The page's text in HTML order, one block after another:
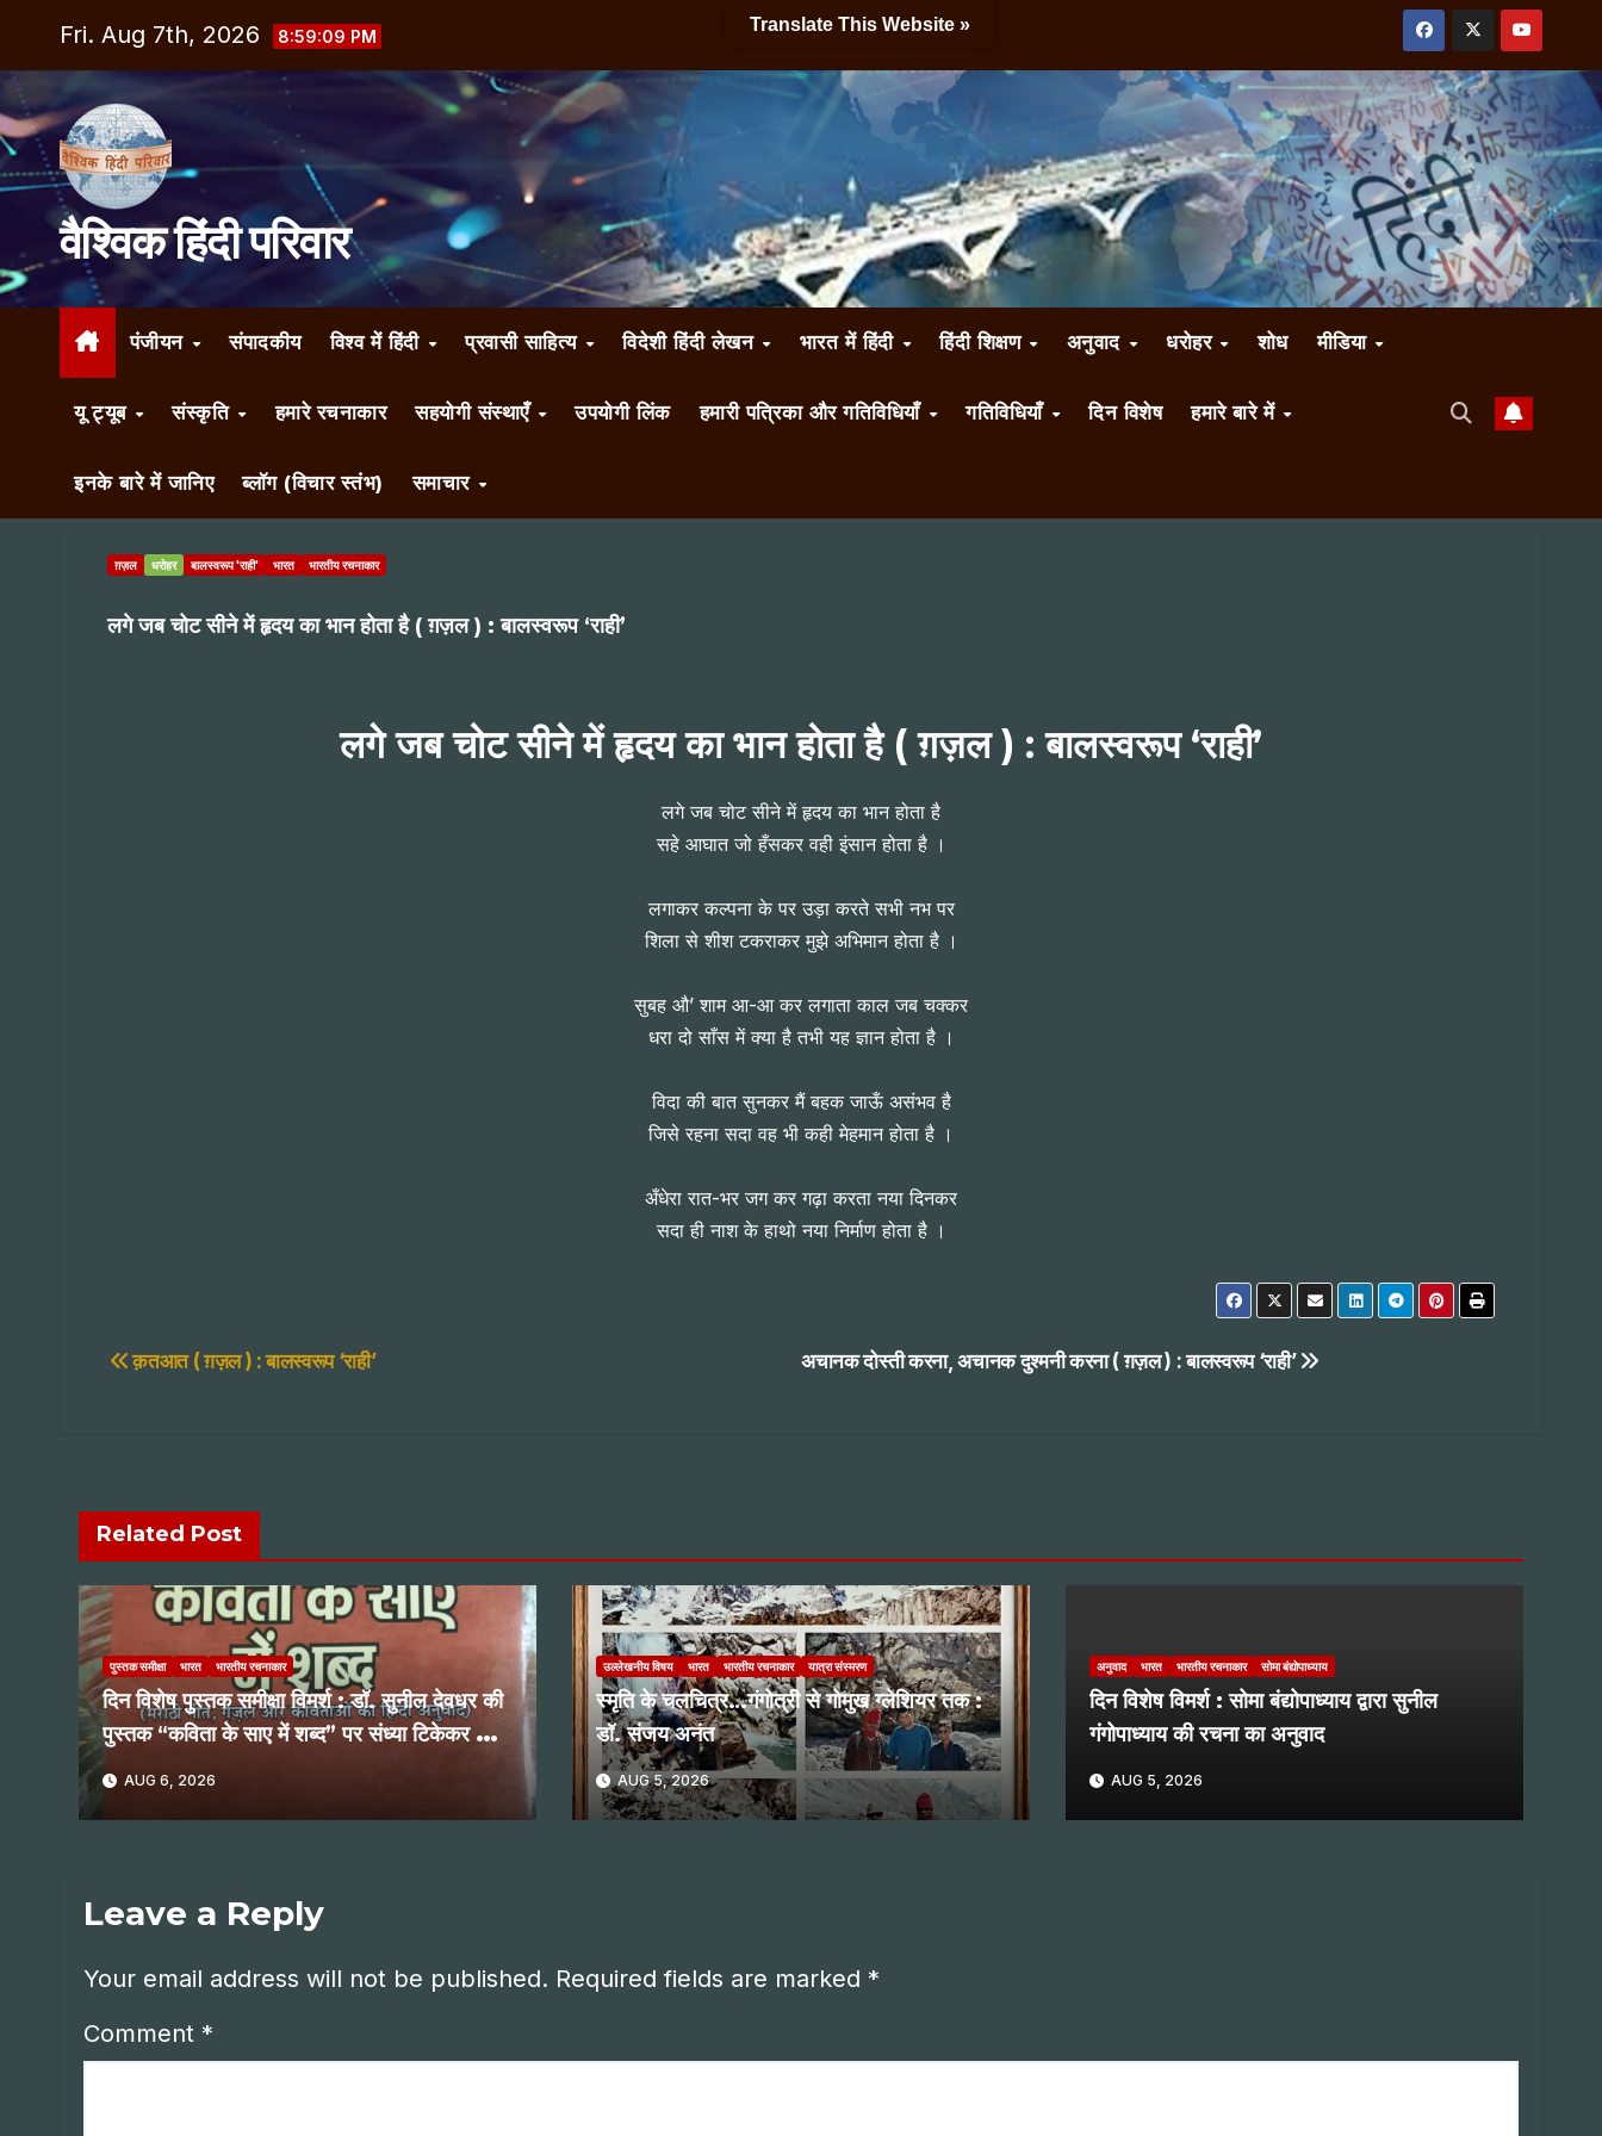
content
Fri. Aug 7th, 2026 8:59:10 PM
वैश्विक हिंदी परिवार
पंजीयन संपादकीय विश्व में हिंदी प्रवासी साहित्य विदेशी हिंदी लेखन भारत में हिंदी हिंदी शिक्षण अनुवाद धरोहर शोध मीडिया
यू ट्यूब संस्कृति हमारे रचनाकार सहयोगी संस्थाएँ उपयोगी लिंक हमारी पत्रिका और गतिविधियाँ गतिविधियाँ दिन विशेष हमारे बारे में
इनके बारे में जानिए ब्लॉग (विचार स्तंभ) समाचार
ग़ज़ल धरोहर बालस्वरूप 'राही' भारत भारतीय रचनाकार
लगे जब चोट सीने में हृदय का भान होता है ( ग़ज़ल ) : बालस्वरूप ‘राही’
लगे जब चोट सीने में हृदय का भान होता है ( ग़ज़ल ) : बालस्वरूप ‘राही’
लगे जब चोट सीने में हृदय का भान होता है
सहे आघात जो हँसकर वही इंसान होता है ।
लगाकर कल्पना के पर उड़ा करते सभी नभ पर
शिला से शीश टकराकर मुझे अभिमान होता है ।
सुबह औ’ शाम आ-आ कर लगाता काल जब चक्कर
धरा दो साँस में क्या है तभी यह ज्ञान होता है ।
विदा की बात सुनकर मैं बहक जाऊँ असंभव है
जिसे रहना सदा वह भी कही मेहमान होता है ।
अँधेरा रात-भर जग कर गढ़ा करता नया दिनकर
सदा ही नाश के हाथो नया निर्माण होता है ।
Post
अचानक दोस्ती करना, अचानक दुश्मनी करना ( ग़ज़ल ) : बालस्वरूप ‘राही’
क़तआत ( ग़ज़ल ) : बालस्वरूप ‘राही’
Related Post
पुस्तक समीक्षा भारत भारतीय रचनाकार
दिन विशेष पुस्तक समीक्षा विमर्श : डॉ. सुनील देवधर की
पुस्तक “कविता के साए में शब्द” पर संध्या टिकेकर की
समीक्षात्मक दृष्टि
AUG 6, 2026
उल्लेखनीय विषय भारत भारतीय रचनाकार यात्रा संस्मरण
स्मृति के चलचित्र…गंगोत्री से गोमुख ग्लेशियर तक :
डॉ. संजय अनंत
AUG 5, 2026
अनुवाद भारत भारतीय रचनाकार सोमा बंद्योपाध्याय
दिन विशेष विमर्श : सोमा बंद्योपाध्याय द्वारा सुनील
गंगोपाध्याय की रचना का अनुवाद
AUG 5, 2026
Leave a Reply
Your email address will not be published. Required fields are marked *
Comment *
Translate This Website »